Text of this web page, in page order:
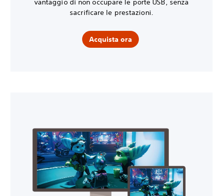
sacrificare le prestazioni.
Acquista ora